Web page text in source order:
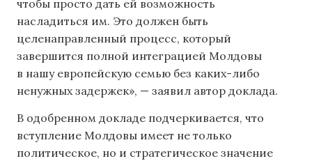
чтобы просто дать ей возможность
насладиться им. Это должен быть
целенаправленный процесс, который
завершится полной интеграцией Молдовы
в нашу европейскую семью без каких-либо
ненужных задержек», — заявил автор доклада.
В одобренном докладе подчеркивается, что
вступление Молдовы имеет не только
политическое, но и стратегическое значение